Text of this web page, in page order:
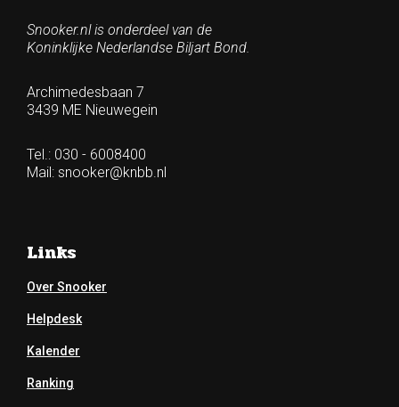
Snooker.nl is onderdeel van de
Koninklijke Nederlandse Biljart Bond.
Archimedesbaan 7
3439 ME Nieuwegein
Tel.: 030 - 6008400
Mail: snooker@knbb.nl
Links
Over Snooker
Helpdesk
Kalender
Ranking